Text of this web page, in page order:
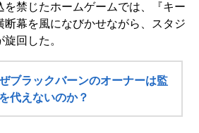
を禁じたホームゲームでは、『キー
断幕を風になびかせながら、スタジ
回した。
ブラックバーンのオーナーは監
代えないのか？